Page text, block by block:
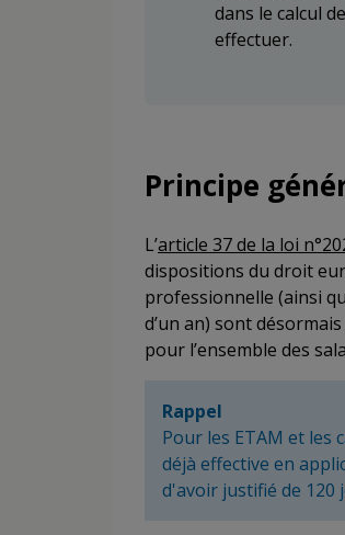
dans le calcul
effectuer.
Principe
L’article 37 de la loi
dispositions du droit
professionnelle (ainsi
d’un an) sont
pour l’ensemble des
Rappel
Pour les ETAM et les
déjà effective en
d'avoir justifié de 120